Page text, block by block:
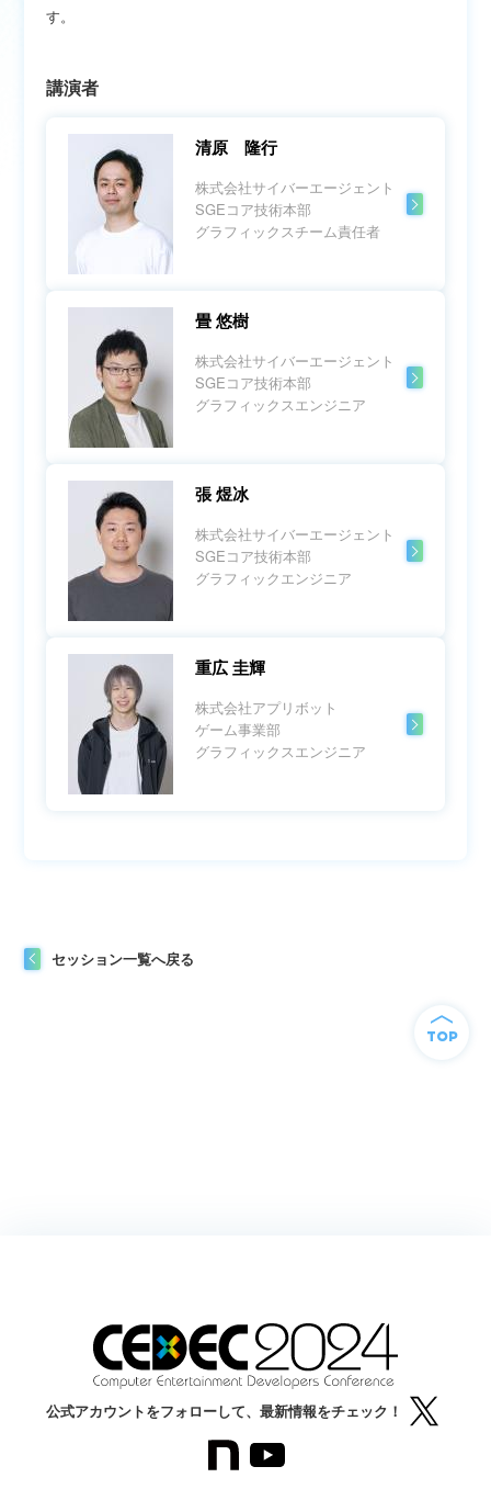
す。
講演者
清原 隆行
株式会社サイバーエージェント
SGEコア技術本部
グラフィックスチーム責任者
畳 悠樹
株式会社サイバーエージェント
SGEコア技術本部
グラフィックスエンジニア
張 煜冰
株式会社サイバーエージェント
SGEコア技術本部
グラフィックエンジニア
重広 圭輝
株式会社アプリボット
ゲーム事業部
グラフィックスエンジニア
セッション一覧へ戻る
TOP
公式アカウントをフォローして、最新情報をチェック！